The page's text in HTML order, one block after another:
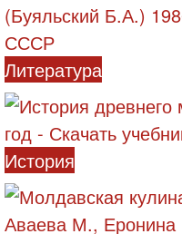
Литература
История